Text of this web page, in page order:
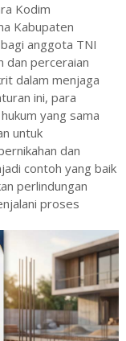
Kodim
Kabupaten
anggota TNI
dan perceraian
dalam menjaga
ini, para
yang sama
untuk
dan
contoh yang baik
perlindungan
proses